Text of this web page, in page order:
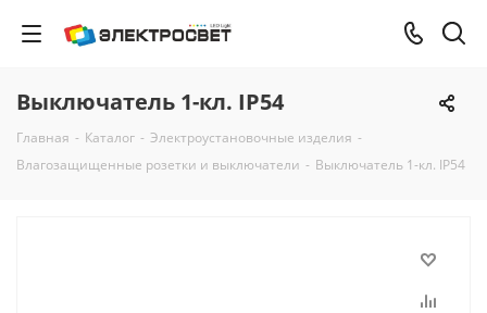
Выключатель 1-кл. IP54
Главная - Каталог - Электроустановочные изделия -
Влагозащищенные розетки и выключатели - Выключатель 1-кл. IP54